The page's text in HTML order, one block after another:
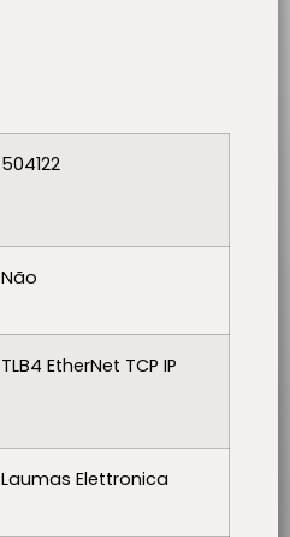
504122
Não
TLB4 EtherNet TCP IP
Laumas Elettronica